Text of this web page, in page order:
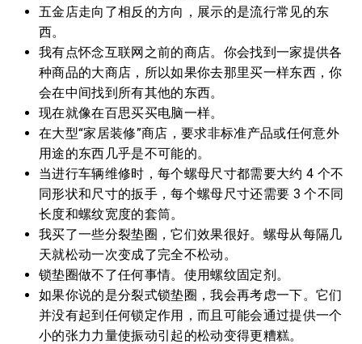
五金店走向了相反的方向，展示的是流行常见的东
西。
我有点怀念互联网之前的商店。你会找到一家提供各
种商品的大商店，所以如果你去那里买一样东西，你
会在中间找到所有其他的东西。
现在就像在百思买买电脑一样。
在大型“家居装修”商店，要求非标准产品或任何意外
用途的东西几乎是不可能的。
当进行车辆维修时，每个螺母尺寸都需要大约 4 个不
同形状和尺寸的扳手，每个螺母尺寸还需要 3 个不同
长度和螺纹宽度的套筒。
我买了一些分裂垫圈，它们效果很好。螺母从每隔几
天就松动一次变成了完全不松动。
锁垫圈做不了任何事情。使用螺纹固定剂。
如果你说的是分裂式锁垫圈，我会再考虑一下。它们
并没有起到任何锁定作用，而且可能会通过提供一个
小的张力力量使振动引起的松动变得更糟糕。